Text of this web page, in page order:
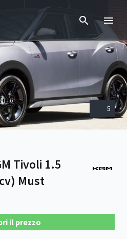
5
Tivoli 1.5
Must
il prezzo